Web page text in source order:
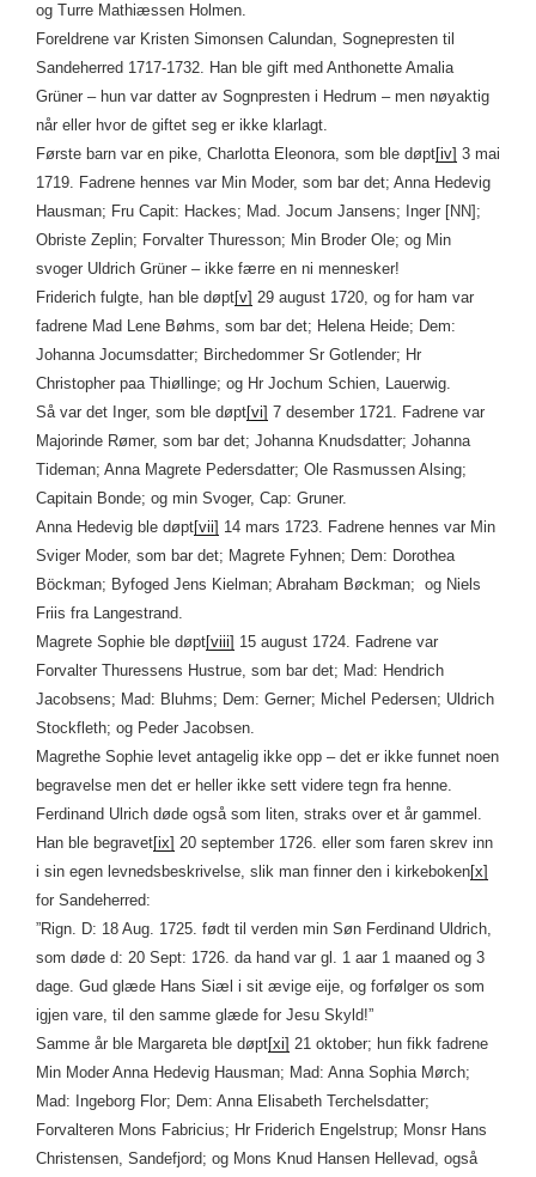
og Turre Mathiæssen Holmen.
Foreldrene var Kristen Simonsen Calundan, Sognepresten til
Sandeherred 1717-1732. Han ble gift med Anthonette Amalia
Grüner – hun var datter av Sognpresten i Hedrum – men nøyaktig
når eller hvor de giftet seg er ikke klarlagt.
Første barn var en pike, Charlotta Eleonora, som ble døpt[iv] 3 mai
1719. Fadrene hennes var Min Moder, som bar det; Anna Hedevig
Hausman; Fru Capit: Hackes; Mad. Jocum Jansens; Inger [NN];
Obriste Zeplin; Forvalter Thuresson; Min Broder Ole; og Min
svoger Uldrich Grüner – ikke færre en ni mennesker!
Friderich fulgte, han ble døpt[v] 29 august 1720, og for ham var
fadrene Mad Lene Bøhms, som bar det; Helena Heide; Dem:
Johanna Jocumsdatter; Birchedommer Sr Gotlender; Hr
Christopher paa Thiøllinge; og Hr Jochum Schien, Lauerwig.
Så var det Inger, som ble døpt[vi] 7 desember 1721. Fadrene var
Majorinde Rømer, som bar det; Johanna Knudsdatter; Johanna
Tideman; Anna Magrete Pedersdatter; Ole Rasmussen Alsing;
Capitain Bonde; og min Svoger, Cap: Gruner.
Anna Hedevig ble døpt[vii] 14 mars 1723. Fadrene hennes var Min
Sviger Moder, som bar det; Magrete Fyhnen; Dem: Dorothea
Böckman; Byfoged Jens Kielman; Abraham Bøckman; og Niels
Friis fra Langestrand.
Magrete Sophie ble døpt[viii] 15 august 1724. Fadrene var
Forvalter Thuressens Hustrue, som bar det; Mad: Hendrich
Jacobsens; Mad: Bluhms; Dem: Gerner; Michel Pedersen; Uldrich
Stockfleth; og Peder Jacobsen.
Magrethe Sophie levet antagelig ikke opp – det er ikke funnet noen
begravelse men det er heller ikke sett videre tegn fra henne.
Ferdinand Ulrich døde også som liten, straks over et år gammel.
Han ble begravet[ix] 20 september 1726. eller som faren skrev inn
i sin egen levnedsbeskrivelse, slik man finner den i kirkeboken[x]
for Sandeherred:
”Rign. D: 18 Aug. 1725. født til verden min Søn Ferdinand Uldrich,
som døde d: 20 Sept: 1726. da hand var gl. 1 aar 1 maaned og 3
dage. Gud glæde Hans Siæl i sit ævige eije, og forfølger os som
igjen vare, til den samme glæde for Jesu Skyld!”
Samme år ble Margareta ble døpt[xi] 21 oktober; hun fikk fadrene
Min Moder Anna Hedevig Hausman; Mad: Anna Sophia Mørch;
Mad: Ingeborg Flor; Dem: Anna Elisabeth Terchelsdatter;
Forvalteren Mons Fabricius; Hr Friderich Engelstrup; Monsr Hans
Christensen, Sandefjord; og Mons Knud Hansen Hellevad, også